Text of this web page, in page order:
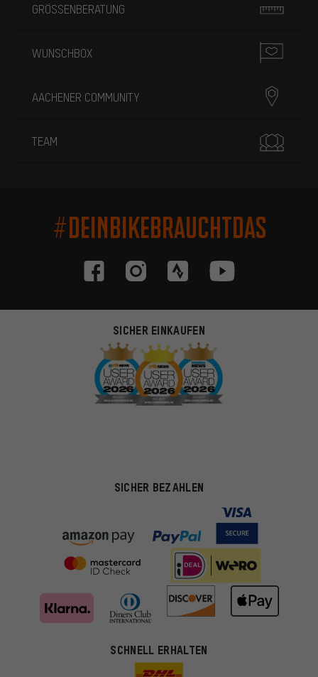
GRÖSSENBERATUNG
WUNSCHBOX
AACHENER COMMUNITY
TEAM
#DEINBIKEBRAUCHTDAS
SICHER EINKAUFEN
SICHER BEZAHLEN
SCHNELL ERHALTEN